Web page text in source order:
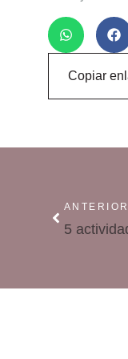
Copiar
ANTERIOR
5